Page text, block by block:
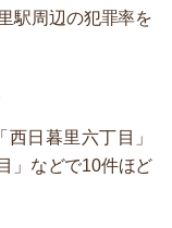
駅周辺の犯罪率を
日暮里六丁目」
」などで10件ほど